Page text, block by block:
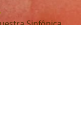
Sinfônica